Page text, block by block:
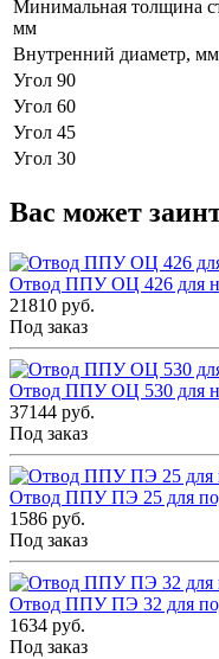
Минимальная толщина
мм
Внутренний диаметр, мм
Угол 90
Угол 60
Угол 45
Угол 30
Вас может
Отвод ППУ ОЦ 426 для
21810 руб.
Под заказ
Отвод ППУ ОЦ 530 для
37144 руб.
Под заказ
Отвод ППУ ПЭ 25 для
1586 руб.
Под заказ
Отвод ППУ ПЭ 32 для
1634 руб.
Под заказ